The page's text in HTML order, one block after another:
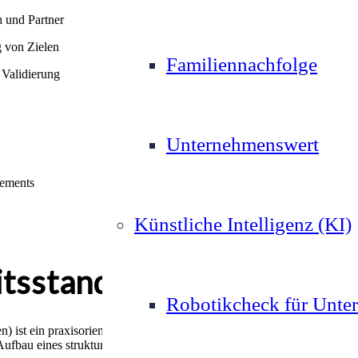
Familiennachfolge
Unternehmenswert
Künstliche Intelligenz (KI)
Robotikcheck für
und Partner
von Zielen
für KMU
ist ein praxisorientierter Einstieg in die
eines strukturierten Nachhaltigkeitsmanagements. Damit